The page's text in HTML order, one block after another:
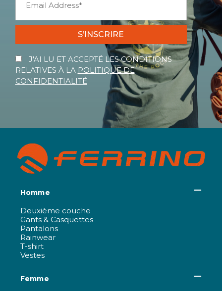
S’INSCRIRE
J'AI LU ET ACCEPTÉ LES CONDITIONS
RELATIVES À LA POLITIQUE DE
CONFIDENTIALITÉ
Homme
Deuxième couche
Gants & Casquettes
Pantalons
Rainwear
T-shirt
Vestes
Femme